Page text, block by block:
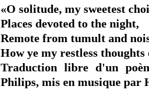
«O solitude, my sweetest
Places devoted to the night,
Remote from tumult and
How ye my restless
Traduction libre d'un
Philips, mis en musique par